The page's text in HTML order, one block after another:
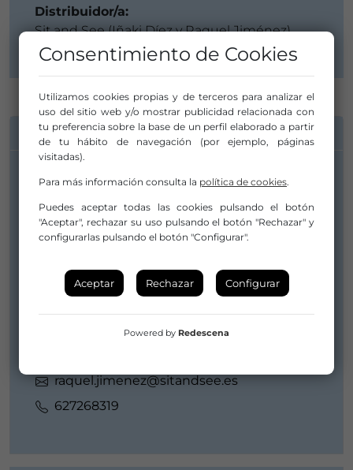
Distribuidor/a:
Sit and See (Iñaki Díez y Raquel Jiménez)
INFORMACIÓN DE CONTACTO
Compañía/Artista:
Saltantes Teatro
saltantesteatro@gmail.com
659550376 / 649098095
Distribuidor/a:
Sit and See (Iñaki Díez y Raquel Jiménez)
raquel.jimenez@sitandsee.es
627268319
Consentimiento de Cookies
Utilizamos cookies propias y de terceros para analizar el
uso del sitio web y/o mostrar publicidad relacionada con
tu preferencia sobre la base de un perfil elaborado a partir
de tu hábito de navegación (por ejemplo, páginas
visitadas).
Para más información consulta la política de cookies.
Puedes aceptar todas las cookies pulsando el botón
"Aceptar", rechazar su uso pulsando el botón "Rechazar" y
configurarlas pulsando el botón "Configurar".
Aceptar Rechazar Configurar
Powered by Redescena